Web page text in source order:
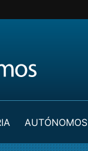
AUTÓNOMOS